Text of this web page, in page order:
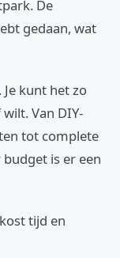
De
gedaan, wat
kunt het zo
Van DIY-
tot complete
is er een
tijd en